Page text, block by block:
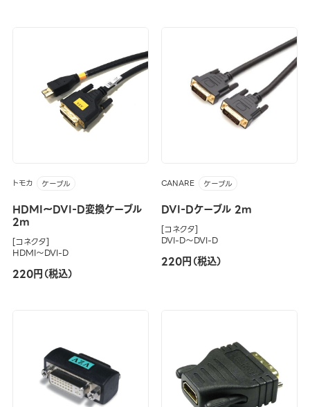
トモカ ケーブル
HDMI～DVI-D変換ケーブル
2m
[コネクタ]
HDMI～DVI-D
220円（税込）
CANARE ケーブル
DVI-Dケーブル 2m
[コネクタ]
DVI-D～DVI-D
220円（税込）